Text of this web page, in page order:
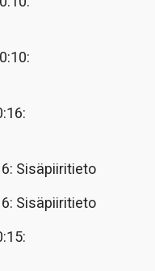
Sisäpiiritieto
Sisäpiiritieto